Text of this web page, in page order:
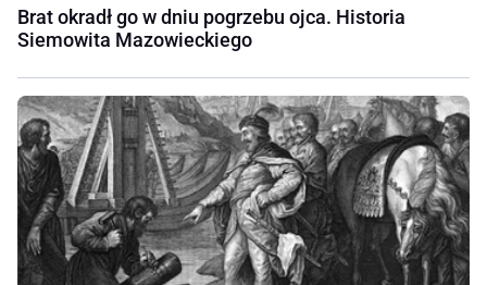
Brat okradł go w dniu pogrzebu ojca. Historia
Siemowita Mazowieckiego